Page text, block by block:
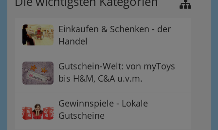
Einkaufen & Schenken - der
Handel
Gutschein-Welt: von myToys
bis H&M, C&A u.v.m.
Gewinnspiele - Lokale
Gutscheine